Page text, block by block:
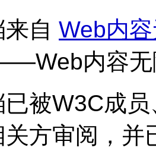
自 Web内
内容无
被W3C成
方审阅，并